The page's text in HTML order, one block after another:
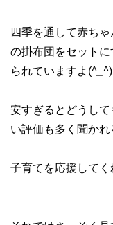
四季を通して赤ち
の掛布団をセット
られていますよ(^_^)
安すぎるとどうし
い評価も多く聞かれ
子育てを応援して